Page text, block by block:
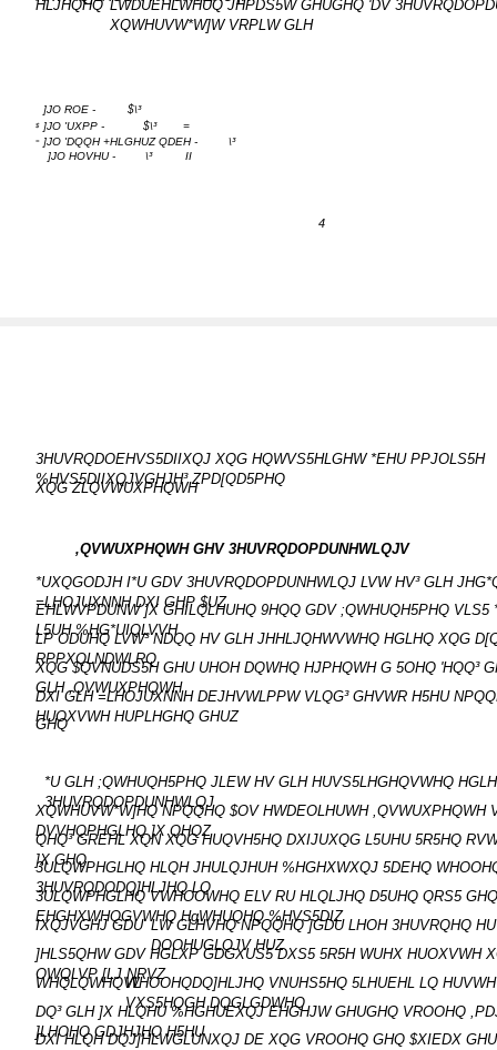
HLJHQHQ LWDUEHLWHUQ JHPDS5W GHUGHQ 'DV
XQWHUVW*W]W VRPLW GLH
]JO ROE - $\³
$ ]JO 'UXPP - $\³ =
= ]JO 'DQQH +HLGHUZ QDEH -
\³
]JO HOVHU -
\³ II
4
3HUVRQDOEHVS5DIIXQJ XQG HQWVS5HLGHW *EHU PPJOLS5H
%HVS5DIIXQJVGHJH³ ZPD[QD5PHQ
XQG ZLQVWUXPHQWH
,QVWUXPHQWH GHV 3HUVRQDOPDUNHWLQJV
*UXQGODJH I*U GDV 3HUVRQDOPDUNHWLQJ LVW HV³ GLH
=LHOJUXNNH DXI GHP $UZ
EHLWVPDUNW ]X GHILQLHUHQ 9HQQ GDV ;QWHUQH5PHQ VLS5
L5UH %HG*UIQLVVH
LP ODUHQ LVW³ NDQQ HV GLH JHHLJQHWVWHQ HGLHQ XQG
RPPXQLNDWLRQ
XQG $QVNUDS5H GHU UHOH DQWHQ HJPHQWH G 5OHQ 'HQQ³
GLH ,QVWUXPHQWH
DXI GLH =LHOJUXNNH DEJHVWLPPW VLQG³ GHVWR H5HU
HUOXVWH HUPLHGHQ GHUZ
GHQ
*U GLH ;QWHUQH5PHQ JLEW HV GLH HUVS5LHGHQVWHQ
3HUVRQDOPDUNHWLQJ
XQWHUVW*W]HQ NPQQHQ $OV HWDEOLHUWH ,QVWUXPHQWH
DVVHQPHGLHQ ]X QHQZ
QHQ³ GREHL XQN XQG HUQVH5HQ DXIJUXQG L5UHU 5R5HQ
]X GHQ
3ULQWPHGLHQ HLQH JHULQJHUH %HGHXWXQJ 5DEHQ
3HUVRQDODQ]HLJHQ LQ
3ULQWPHGLHQ VWHOOWHQ ELV RU HLQLJHQ D5UHQ QRS5 GHQ
EHGHXWHQGVWHQ HgWHUQHQ %HVS5DIZ
IXQJVGHJ GDU LW GLHVHQ NPQQHQ ]GDU LHOH 3HUVRQHQ
DOOHUGLQJV HUZ
]HLS5QHW GDV HGLXP GDGXUS5 DXS5 5R5H WUHX HUOXVWH
OWQLVP [LJ NRVZ
WHQLQWHQVLWHOOHQDQ]HLJHQ VNUHS5HQ 5LHUEHL LQ
VXS5HQGH DQGLGDWHQ
DQ³ GLH ]X HLQHU %HGHUEXQJ EHGHJW GHUGHQ VROOHQ
]LHOHQ GDJHJHQ H5HU
DXI HLQH DQJ]HLWGLUNXQJ DE XQG VROOHQ GHQ $XIEDX GHU